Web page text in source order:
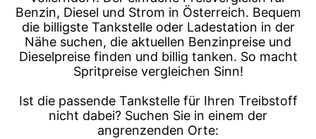
Benzin, Diesel und Strom in Österreich. Bequem
die billigste Tankstelle oder Ladestation in der
Nähe suchen, die aktuellen Benzinpreise und
Dieselpreise finden und billig tanken. So macht
Spritpreise vergleichen Sinn!
Ist die passende Tankstelle für Ihren Treibstoff
nicht dabei? Suchen Sie in einem der
angrenzenden Orte: